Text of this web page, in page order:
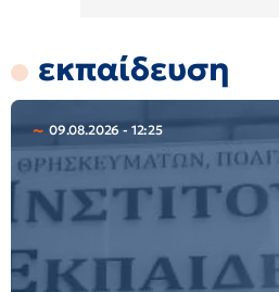
εκπαίδευση
09.08.2026 - 12:25